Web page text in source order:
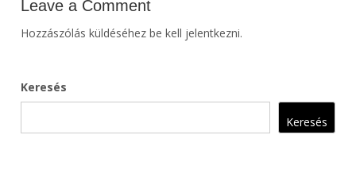
Leave a Comment
Hozzászólás küldéséhezbe kell jelentkezni.
Keresés
Keresés